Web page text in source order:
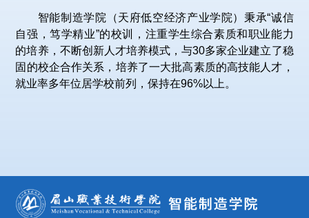
智能制造学院（天府低空经济产业学院）秉承“诚信
自强，笃学精业”的校训，注重学生综合素质和职业能力
的培养，不断创新人才培养模式，与30多家企业建立了稳
固的校企合作关系，培养了一大批高素质的高技能人才，
就业率多年位居学校前列，保持在96%以上。